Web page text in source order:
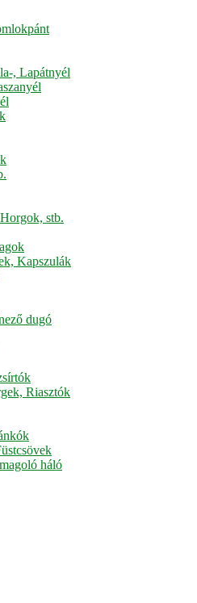
, Lapátnyél
stb.
Kapszulák
dugó
Riasztók
háló